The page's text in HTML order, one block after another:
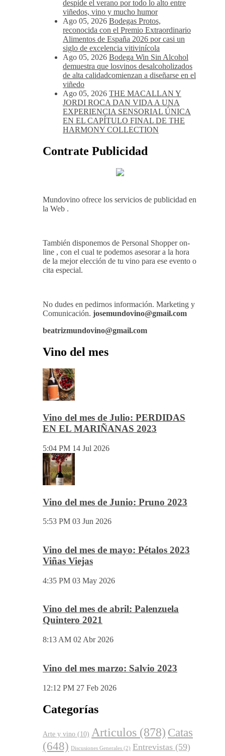
Ago 05, 2026 La D.O. Cariñena prevé
vendimiar este año hasta 5 millones de
kilos de uva más que en 2025
Ago 05, 2026 Noites Méndez-Rojo
despide el verano por todo lo alto entre
viñedos, vino y mucho humor
Ago 05, 2026 Bodegas Protos,
reconocida con el Premio Extraordinario
Alimentos de España 2026 por casi un
siglo de excelencia vitivinícola
Ago 05, 2026 Bodega Win Sin Alcohol
demuestra que losvinos desalcoholizados
de alta calidadcomienzan a diseñarse en el
viñedo
Ago 05, 2026 THE MACALLAN Y
EXPERIENCIA SENSORIAL ÚNICA
HARMONY COLLECTION
Mundovino ofrece los servicios de publicidad en
la Web .
de la mejor elección de tu vino para ese evento o
cita especial.
No dudes en pedirnos información. Marketing y
Comunicación.josemundovino@gmail.com
beatrizmundovino@gmail.com
Vino del mes
Vino del mes de Julio: PERDIDAS
EN EL MARIÑANAS 2023
5:53 PM 03 Jun 2026
4:35 PM 03 May 2026
Vino del mes marzo: Salvio 2023
27 Feb 2026
Categorías